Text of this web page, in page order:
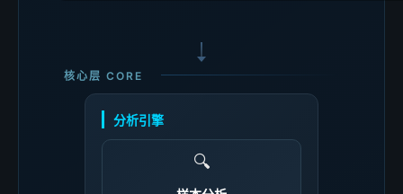
核心层 CORE
分析引擎
🔍